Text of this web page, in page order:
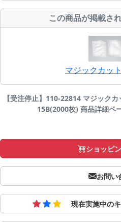
この商品が掲載さ
マジックカッ
【受注停止】110-22814 マジック
15B(2000枚) 商品詳細
ショッピ
お問い
現在実施中の